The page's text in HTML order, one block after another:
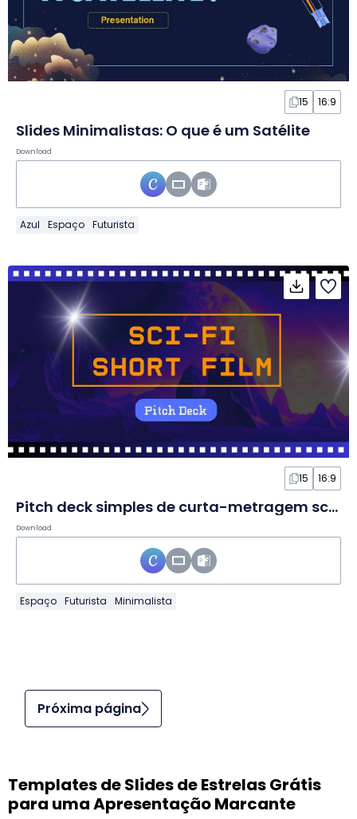
15 16:9
Slides Minimalistas: O que é um Satélite
Download
Azul Espaço Futurista
15 16:9
Pitch deck simples de curta-metragem sci-fi em Slides
Download
Espaço Futurista Minimalista
Próxima página
Templates de Slides de Estrelas Grátis
para uma Apresentação Marcante